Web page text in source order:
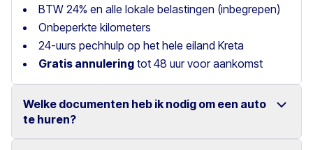
BTW 24% en alle lokale belastingen (inbegrepen)
Onbeperkte kilometers
24-uurs pechhulp op het hele eiland Kreta
Gratis annulering tot 48 uur voor aankomst
Welke documenten heb ik nodig om een auto
te huren?